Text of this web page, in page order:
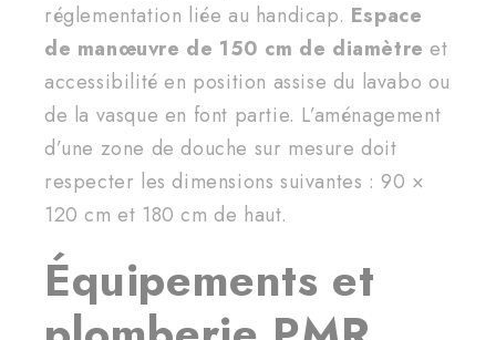
réglementation liée au handicap. Espace
de manœuvre de 150 cm de diamètre et
accessibilité en position assise du lavabo ou
de la vasque en font partie. L’aménagement
d’une zone de douche sur mesure doit
respecter les dimensions suivantes : 90 ×
120 cm et 180 cm de haut.
Équipements et